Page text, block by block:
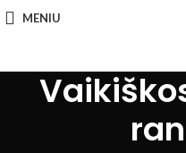
MENIU